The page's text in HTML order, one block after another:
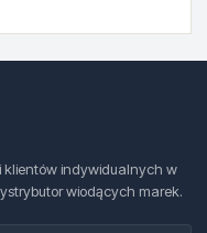
klientów indywidualnych w
wiodących marek.